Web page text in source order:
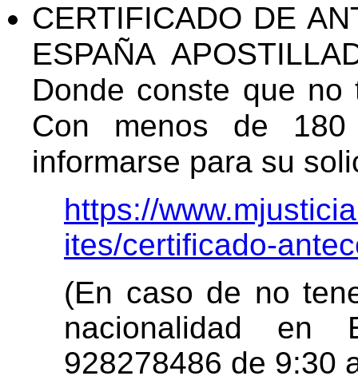
CERTIFICADO DE
ESPAÑA
Donde conste que no
Con menos de
informarse para su
https://
ites/certificado-
(En caso de no
nacionalidad en
928278486 de 9:30